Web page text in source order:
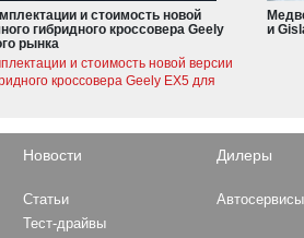
и стоимость новой
гибридного кроссовера Geely
рынка
и стоимость новой версии
кроссовера Geely EX5 для
и
Новости
Статьи
Тест-драйвы
Дилеры
Автосервисы